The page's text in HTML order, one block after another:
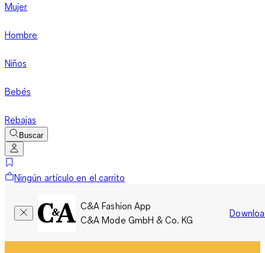
Mujer
Hombre
Niños
Bebés
Rebajas
Buscar
Ningún artículo en el carrito
C&A Fashion App
C&A Mode GmbH & Co. KG